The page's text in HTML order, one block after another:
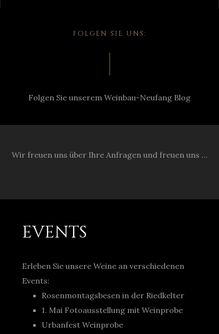
FOLGEN SIE UNS:
Folgen Sie unserem Weinbau-Neufang Blog
Wir freuen uns über Ihre Anfragen und freuen uns …
EVENTS
Erleben Sie unsere Weine an verschiedenen
Events:
Rosenmontagsbesen in der Riedkelter
1. Mai Fotoausstellung mit Weinprobe
Urbanfest Weinprobe